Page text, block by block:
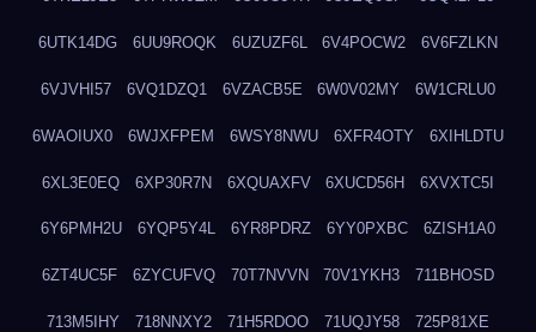
6UTK14DG 6UU9ROQK 6UZUZF6L 6V4POCW2 6V6FZLKN
6VJVHI57 6VQ1DZQ1 6VZACB5E 6W0V02MY 6W1CRLU0
6WAOIUX0 6WJXFPEM 6WSY8NWU 6XFR4OTY 6XIHLDTU
6XL3E0EQ 6XP30R7N 6XQUAXFV 6XUCD56H 6XVXTC5I
6Y6PMH2U 6YQP5Y4L 6YR8PDRZ 6YY0PXBC 6ZISH1A0
6ZT4UC5F 6ZYCUFVQ 70T7NVVN 70V1YKH3 711BHOSD
713M5IHY 718NNXY2 71H5RDOO 71UQJY58 725P81XE